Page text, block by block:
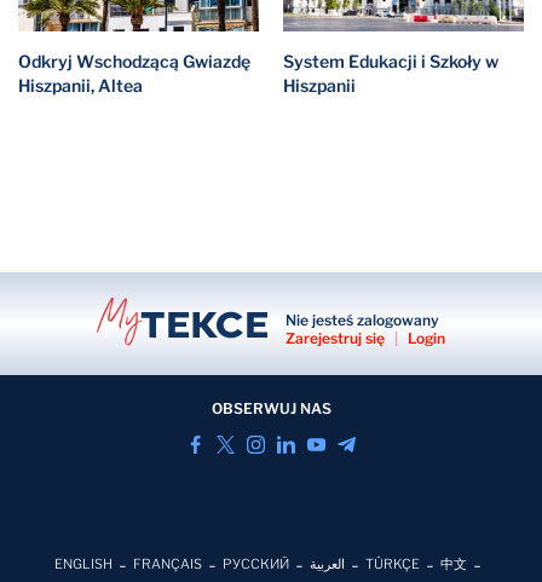
Odkryj Wschodzącą Gwiazdę
Hiszpanii, Altea
System Edukacji i Szkoły w
Hiszpanii
Nie jesteś zalogowany
Zarejestruj się | Login
OBSERWUJ NAS
ENGLISH FRANÇAIS РУССКИЙ العربية TÜRKÇE
中文